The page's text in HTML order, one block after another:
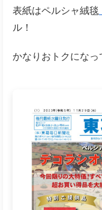
表紙はペルシャ絨毯
ル！
かなりおトクになっ